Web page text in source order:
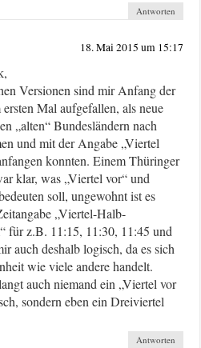
Antworten
18. Mai 2015 um 15:17
Versionen sind mir Anfang der
ersten Mal aufgefallen, als neue
„alten“ Bundesländern nach
und mit der Angabe „Viertel
konnten. Einem Thüringer
klar, was „Viertel vor“ und
soll, ungewohnt ist es
„Viertel-Halb-
für z.B. 11:15, 11:30, 11:45 und
auch deshalb logisch, da es sich
wie viele andere handelt.
auch niemand ein „Viertel vor
sondern eben ein Dreiviertel
Antworten